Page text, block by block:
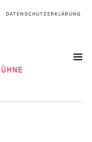
DATENSCHUTZERKLÄRUNG